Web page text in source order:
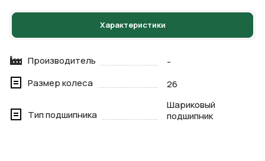
Характеристики
Производитель
-
Размер колеса
26
Тип подшипника
Шариковый
подшипник